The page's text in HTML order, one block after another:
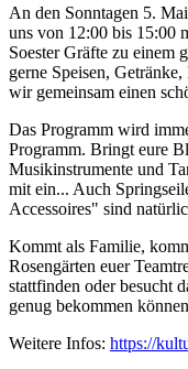
An den Sonntagen 5. Mai
uns von 12:00 bis 15:00
Soester Gräfte zu einem
gerne Speisen,
wir gemeinsam einen
Das Programm wird
Programm. Bringt eure
Musikinstrumente und
mit ein... Auch
Accessoires" sind
Kommt als Familie,
Rosengärten euer
stattfinden oder besucht
genug bekommen
Weitere Infos: https://